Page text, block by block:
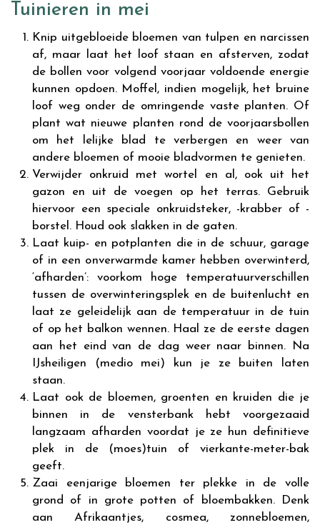
Tuinieren in mei
Knip uitgebloeide bloemen van tulpen en narcissen
af, maar laat het loof staan en afsterven, zodat
de bollen voor volgend voorjaar voldoende energie
kunnen opdoen. Moffel, indien mogelijk, het bruine
loof weg onder de omringende vaste planten. Of
plant wat nieuwe planten rond de voorjaarsbollen
om het lelijke blad te verbergen en weer van
andere bloemen of mooie bladvormen te genieten.
Verwijder onkruid met wortel en al, ook uit het
gazon en uit de voegen op het terras. Gebruik
hiervoor een speciale onkruidsteker, -krabber of -
borstel. Houd ook slakken in de gaten.
Laat kuip- en potplanten die in de schuur, garage
of in een onverwarmde kamer hebben overwinterd,
‘afharden’: voorkom hoge temperatuurverschillen
tussen de overwinteringsplek en de buitenlucht en
laat ze geleidelijk aan de temperatuur in de tuin
of op het balkon wennen. Haal ze de eerste dagen
aan het eind van de dag weer naar binnen. Na
IJsheiligen (medio mei) kun je ze buiten laten
staan.
Laat ook de bloemen, groenten en kruiden die je
binnen in de vensterbank hebt voorgezaaid
langzaam afharden voordat je ze hun definitieve
plek in de (moes)tuin of vierkante-meter-bak
geeft.
Zaai eenjarige bloemen ter plekke in de volle
grond of in grote potten of bloembakken. Denk
aan Afrikaantjes, cosmea, zonnebloemen,